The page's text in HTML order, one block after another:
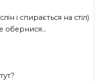
і спирається на стіл)
обернися…